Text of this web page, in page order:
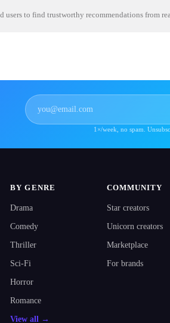
users to find trustworthy recommendations from
1×/week, no spam.
BY GENRE
Drama
Comedy
Thriller
Sci-Fi
Horror
Romance
View all →
COMMUNITY
Star creators
Unicorn creators
Marketplace
For brands